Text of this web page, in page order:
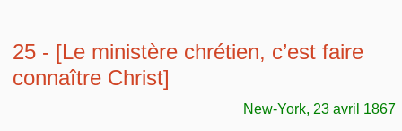
25 - [Le ministère chrétien, c’est faire
connaître Christ]
New-York, 23 avril 1867